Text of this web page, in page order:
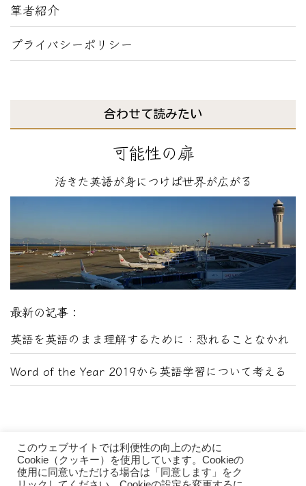
筆者紹介
プライバシーポリシー
合わせて読みたい
可能性の扉
活きた英語が身につけば世界が広がる
最新の記事：
英語を英語のまま理解するために：恐れることなかれ
Word of the Year 2019から英語学習について考える
このウェブサイトでは利便性の向上のために
Cookie（クッキー）を使用しています。Cookieの
使用に同意いただける場合は「同意します」をク